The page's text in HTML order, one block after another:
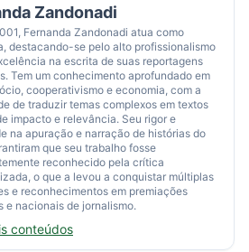
Zandonadi
Fernanda Zandonadi atua como
destacando-se pelo alto profissionalismo
na escrita de suas reportagens
Tem um conhecimento aprofundado em
cooperativismo e economia, com a
de traduzir temas complexos em textos
impacto e relevância. Seu rigor e
na apuração e narração de histórias do
que seu trabalho fosse
reconhecido pela crítica
o que a levou a conquistar múltiplas
e reconhecimentos em premiações
e nacionais de jornalismo.
conteúdos